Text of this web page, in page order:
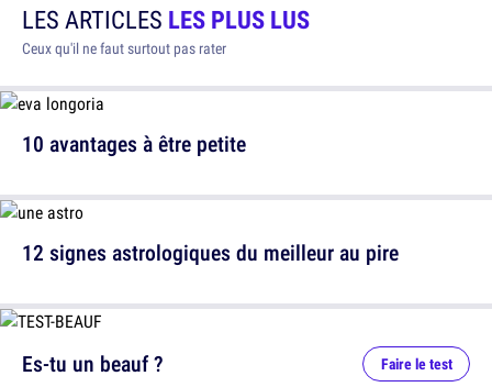
LES ARTICLES LES PLUS LUS
Ceux qu'il ne faut surtout pas rater
10 avantages à être petite
12 signes astrologiques du meilleur au pire
Es-tu un beauf ? Faire le test